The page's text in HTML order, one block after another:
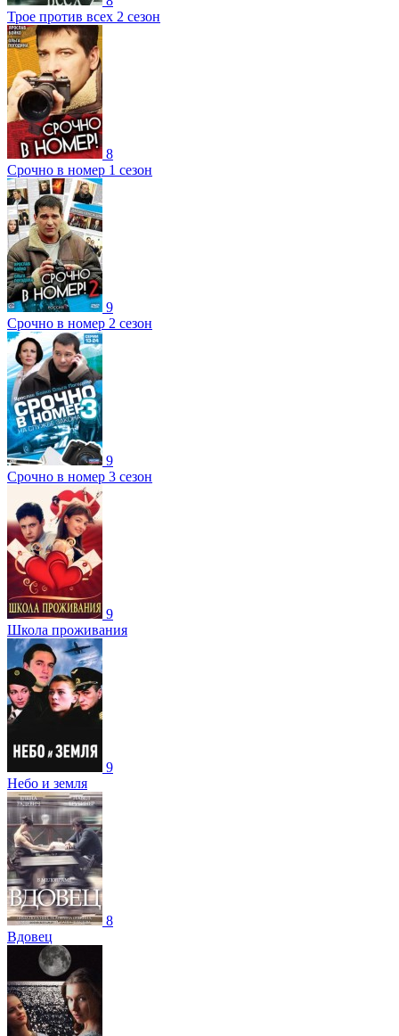
Трое против всех 2 сезон
8
Срочно в номер 1 сезон
9
Срочно в номер 2 сезон
9
Срочно в номер 3 сезон
9
Школа проживания
9
Небо и земля
8
Вдовец